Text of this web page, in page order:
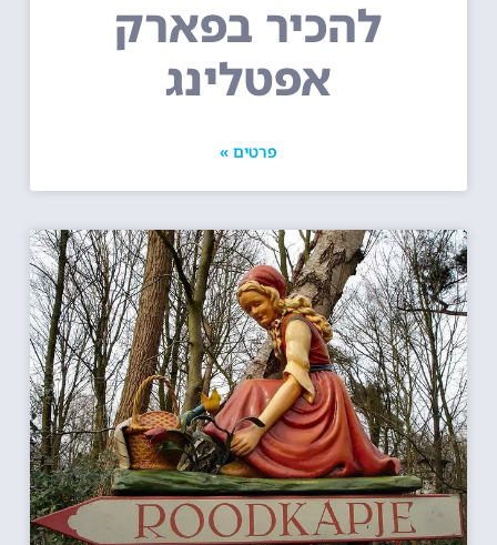
להכיר בפארק
אפטלינג
פרטים »